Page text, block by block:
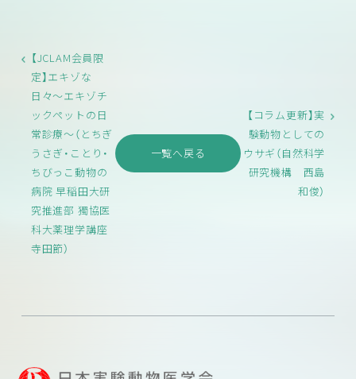
【JCLAM会員限
定】エキゾな
日々〜エキゾチ
ックペットの日
常診療〜（とちぎ
うさぎ・ことり・
ちびっこ動物の
病院 早稲田大研
究推進部 獨協医
科大薬理学講座
寺田節）
一覧へ戻る
【コラム更新】実
験動物としての
ウサギ（自然科学
研究機構 西島
和俊）